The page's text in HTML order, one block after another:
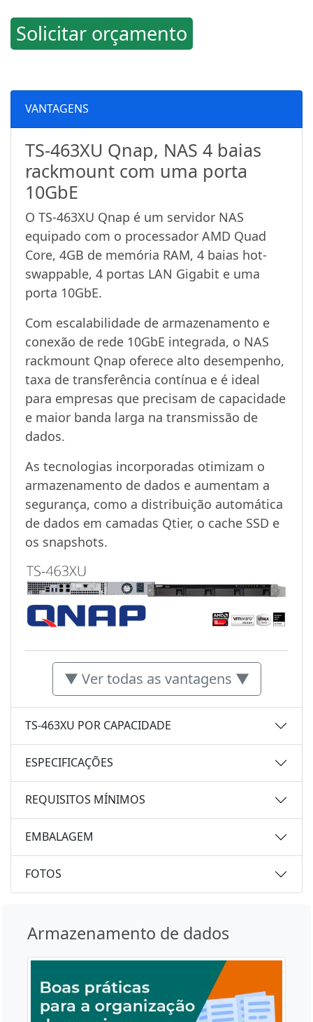
Solicitar orçamento
VANTAGENS
TS-463XU Qnap, NAS 4 baias
rackmount com uma porta
10GbE
O TS-463XU Qnap é um servidor NAS
equipado com o processador AMD Quad
Core, 4GB de memória RAM, 4 baias hot-
swappable, 4 portas LAN Gigabit e uma
porta 10GbE.
Com escalabilidade de armazenamento e
conexão de rede 10GbE integrada, o NAS
rackmount Qnap oferece alto desempenho,
taxa de transferência contínua e é ideal
para empresas que precisam de capacidade
e maior banda larga na transmissão de
dados.
As tecnologias incorporadas otimizam o
armazenamento de dados e aumentam a
segurança, como a distribuição automática
de dados em camadas Qtier, o cache SSD e
os snapshots.
▼ Ver todas as vantagens ▼
TS-463XU POR CAPACIDADE
ESPECIFICAÇÕES
REQUISITOS MÍNIMOS
EMBALAGEM
FOTOS
Armazenamento de dados